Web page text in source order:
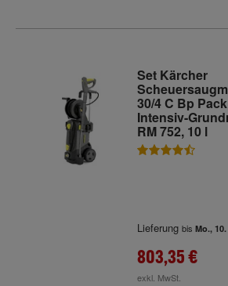
Set Kärcher
30/4 C Bp
Intensiv-
RM 752, 10 l
Lieferung bis Mo.,
803,35 €
exkl. MwSt.